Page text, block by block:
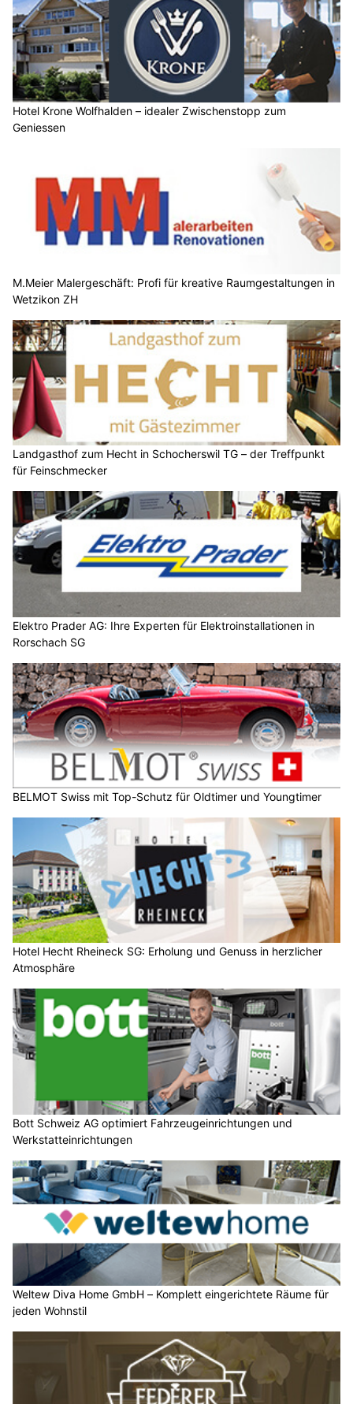
Hotel Krone Wolfhalden – idealer Zwischenstopp zum
Geniessen
M.Meier Malergeschäft: Profi für kreative Raumgestaltungen in
Wetzikon ZH
Landgasthof zum Hecht in Schocherswil TG – der Treffpunkt
für Feinschmecker
Elektro Prader AG: Ihre Experten für Elektroinstallationen in
Rorschach SG
BELMOT Swiss mit Top-Schutz für Oldtimer und Youngtimer
Hotel Hecht Rheineck SG: Erholung und Genuss in herzlicher
Atmosphäre
Bott Schweiz AG optimiert Fahrzeugeinrichtungen und
Werkstatteinrichtungen
Weltew Diva Home GmbH – Komplett eingerichtete Räume für
jeden Wohnstil